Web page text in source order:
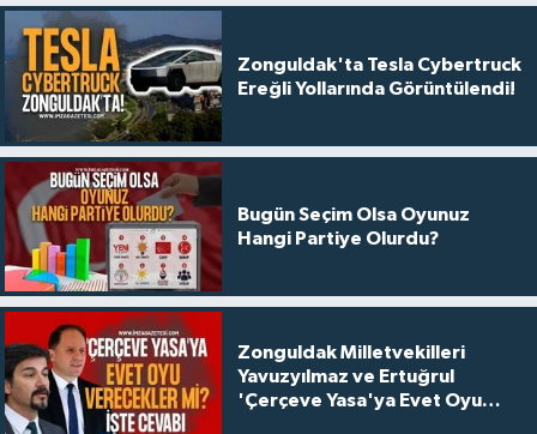
Zonguldak'ta Tesla Cybertruck
Ereğli Yollarında Görüntülendi!
Bugün Seçim Olsa Oyunuz
Hangi Partiye Olurdu?
Zonguldak Milletvekilleri
Yavuzyılmaz ve Ertuğrul
'Çerçeve Yasa'ya Evet Oyu